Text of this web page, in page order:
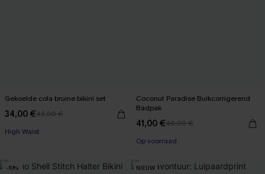
Gekoelde cola bruine bikini set
34,00 €43,00 €
【AG18】2 met 10% korting
High Waist
Coconut Paradise Buikcorrigerend
Badpak
41,00 €46,00 €
【AG18】2 met 10% korting
Op voorraad
-10% NIEUW